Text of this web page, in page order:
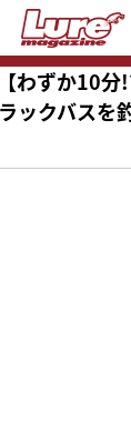
わずか10分
ックバスを